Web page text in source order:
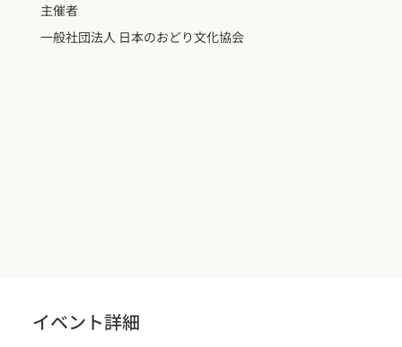
主催者
一般社団法人 日本のおどり文化協会
イベント詳細